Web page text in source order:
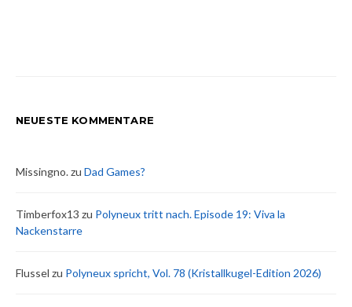
NEUESTE KOMMENTARE
Missingno.zu Dad Games?
Timberfox13 zu Polyneux tritt nach. Episode 19: Viva la
Nackenstarre
Flussel zu Polyneux spricht, Vol. 78 (Kristallkugel-Edition 2026)